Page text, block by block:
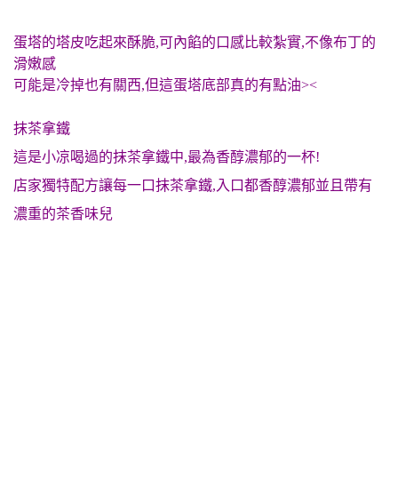
蛋塔的塔皮吃起來酥脆,可內餡的口感比較紮實,不像布丁的
滑嫩感
可能是冷掉也有關西,但這蛋塔底部真的有點油><
抹茶拿鐵
這是小凉喝過的抹茶拿鐵中,最為香醇濃郁的一杯!
店家獨特配方讓每一口抹茶拿鐵,入口都香醇濃郁並且帶有
濃重的茶香味兒